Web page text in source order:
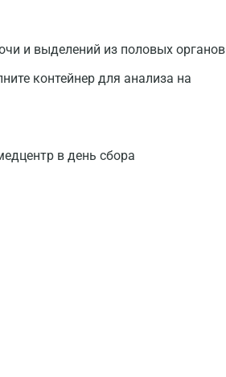
и выделений из половых органов
контейнер для анализа на
в день сбора